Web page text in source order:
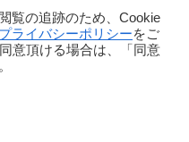
ン、翻訳/大森望
詳細を見る
覧の追跡のため、Cookie
プライバシーポリシーをご
意頂ける場合は、「同意